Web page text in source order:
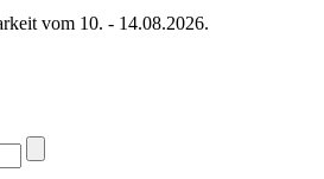
vom 10. - 14.08.2026.